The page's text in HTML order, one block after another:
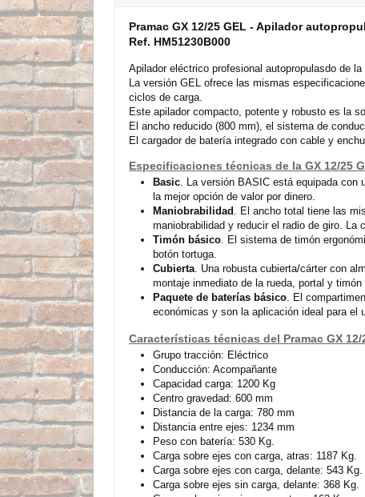
Pramac GX 12/25 GEL - Apilador
Ref. HM51230B000
Apilador eléctrico profesional autopropulasdo de la
La versión GEL ofrece las mismas
ciclos de carga.
Este apilador compacto, potente y robusto es la
El ancho reducido (800 mm), el sistema de
El cargador de batería integrado con cable y
Especificaciones técnicas de la GX 12/25
Basic . La versión BASIC está equipada
la mejor opción de valor por dinero.
Maniobrabilidad . El ancho total tiene las
maniobrabilidad y reducir el radio de giro. La
Timón básico . El sistema de timón
botón tortuga.
Cubierta . Una robusta cubierta/cárter con
montaje inmediato de la rueda, portal y
Paquete de baterías básico . El
económicas y son la aplicación ideal para el
Características técnicas del Pramac GX 12/
Grupo tracción: Eléctrico
Conducción: Acompañante
Capacidad carga: 1200 Kg
Centro gravedad: 600 mm
Distancia de la carga: 780 mm
Distancia entre ejes: 1234 mm
Peso con batería: 530 Kg.
Carga sobre ejes con carga, atras: 1187 Kg.
Carga sobre ejes con carga, delante: 543 Kg.
Carga sobre ejes sin carga, delante: 368 Kg.